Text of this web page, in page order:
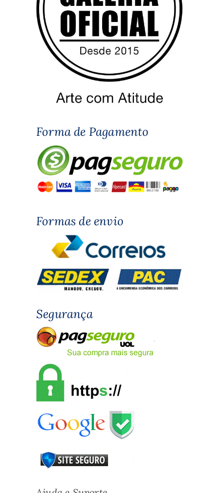
Forma de Pagamento
Formas de envio
Segurança